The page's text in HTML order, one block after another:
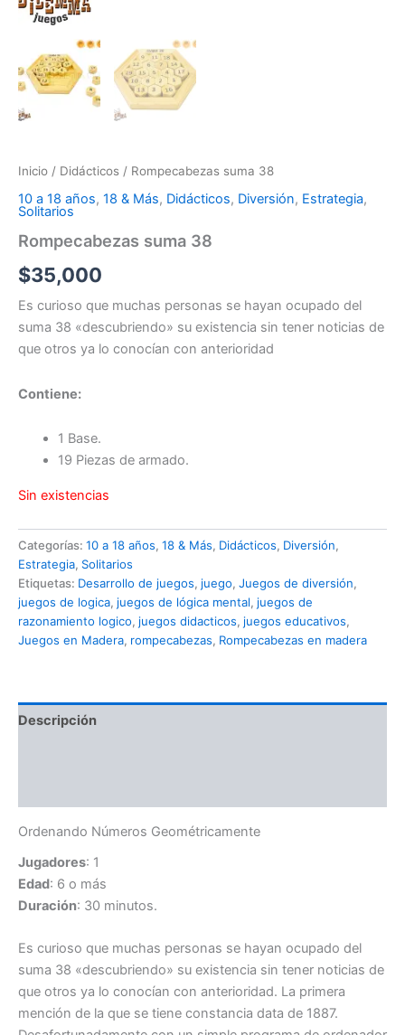
Inicio / Didácticos / Rompecabezas suma 38
10 a 18 años, 18 & Más, Didácticos, Diversión, Estrategia,
Solitarios
Rompecabezas suma 38
$35,000
Es curioso que muchas personas se hayan ocupado del
suma 38 «descubriendo» su existencia sin tener noticias de
que otros ya lo conocían con anterioridad
Contiene:
1 Base.
19 Piezas de armado.
Sin existencias
Categorías: 10 a 18 años, 18 & Más, Didácticos, Diversión,
Estrategia, Solitarios
Etiquetas: Desarrollo de juegos, juego, Juegos de diversión,
juegos de logica, juegos de lógica mental, juegos de
razonamiento logico, juegos didacticos, juegos educativos,
Juegos en Madera, rompecabezas, Rompecabezas en madera
Descripción
Ordenando Números Geométricamente
Jugadores: 1
Edad: 6 o más
Duración: 30 minutos.
Es curioso que muchas personas se hayan ocupado del
suma 38 «descubriendo» su existencia sin tener noticias de
que otros ya lo conocían con anterioridad. La primera
mención de la que se tiene constancia data de 1887.